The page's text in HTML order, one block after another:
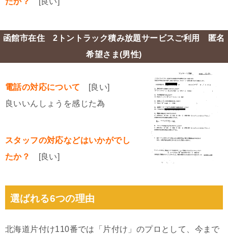
函館市在住 2トントラック積み放題サービスご利用 匿名
希望さま(男性)
電話の対応について [良い]
良いいんしょうを感じた為
スタッフの対応などはいかがでし
たか？
[良い]
選ばれる6つの理由
北海道片付け110番では「片付け」のプロとして、今まで